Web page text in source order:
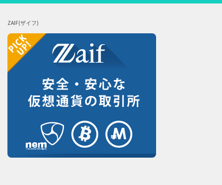
ZAIF(ザイフ)